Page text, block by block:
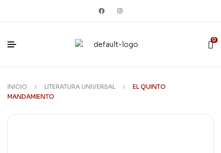
0
INICIO LITERATURA UNIVERSAL
EL QUINTO
MANDAMIENTO